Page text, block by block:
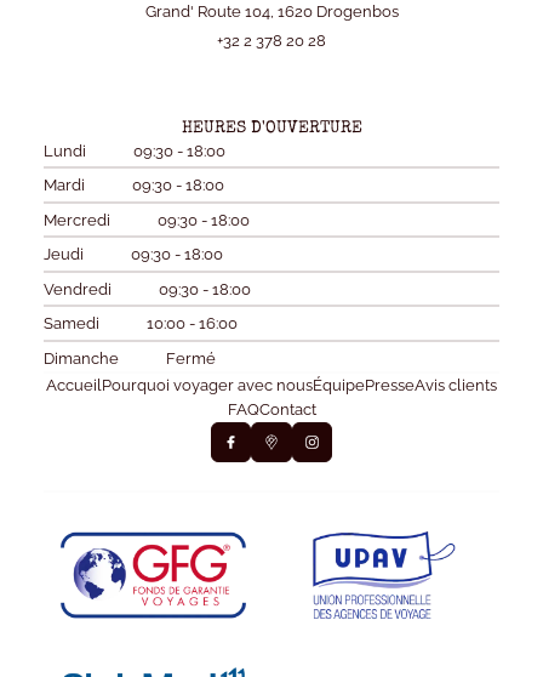
Grand' Route 104, 1620 Drogenbos
+32 2 378 20 28
HEURES D'OUVERTURE
Lundi
09:30 - 18:00
Mardi
09:30 - 18:00
Mercredi
09:30 - 18:00
Jeudi
09:30 - 18:00
Vendredi
09:30 - 18:00
Samedi
10:00 - 16:00
Dimanche
Fermé
Accueil Pourquoi voyager avec nousÉquipePresseAvis clients
FAQContact